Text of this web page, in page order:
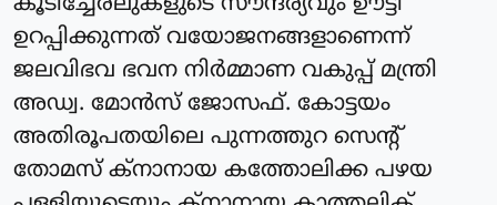
ഉറപ്പിക്കുന്നത് വയോജനങ്ങളാണെന്ന്
ജലവിഭവ ഭവന നിര്‍മ്മാണ വകുപ്പ് മന്ത്രി
അഡ്വ. മോന്‍സ് ജോസഫ്. കോട്ടയം
അതിരൂപതയിലെ പുന്നത്തുറ സെന്റ്
തോമസ് ക്‌നാനായ കത്തോലിക്ക പഴയ